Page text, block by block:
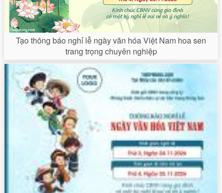
Tạo thông báo nghỉ lễ ngày văn hóa Việt Nam hoa sen
trang trọng chuyên nghiệp